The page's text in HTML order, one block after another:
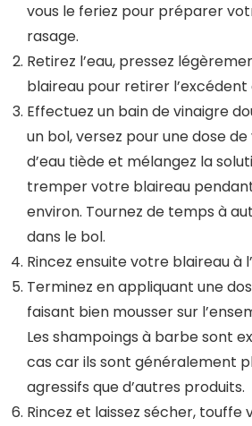
vous le feriez pour préparer
rasage.
Retirez l’eau, pressez
blaireau pour retirer l’excédent
Effectuez un bain de vinaigre
un bol, versez pour une dose de
d’eau tiède et mélangez la
tremper votre blaireau
environ. Tournez de temps à
dans le bol.
Rincez ensuite votre blaireau à
Terminez en appliquant une
faisant bien mousser sur
Les shampoings à barbe sont
cas car ils sont généralement
agressifs que d’autres produits.
Rincez et laissez sécher, touffe